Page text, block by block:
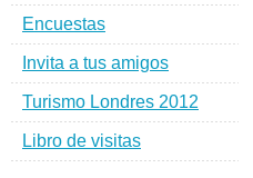
Encuestas
Invita a tus amigos
Turismo Londres 2012
Libro de visitas